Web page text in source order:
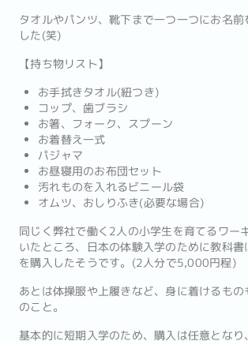
タオルやパンツ、靴下まで一つ一つにお名
した(笑)
【持ち物リスト】
お手拭きタオル(紐つき)
コップ、歯ブラシ
お箸、フォーク、スプーン
お着替え一式
パジャマ
お昼寝用のお布団セット
汚れものを入れるビニール袋
オムツ、おしりふき(必要な場合)
同じく弊社で働く2人の小学生を育てるワー
いたところ、日本の体験入学のために教科
を購入したそうです。(2人分で5,000円程)
あとは体操服や上履きなど、身に着けるもの
のこと。
基本的に短期入学のため、購入は任意とな